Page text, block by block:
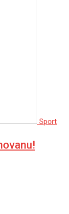
Sport